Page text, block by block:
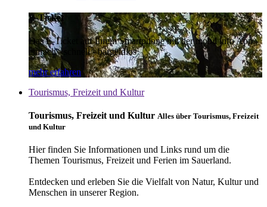
E-Ticket
Das E-Ticket auf Ihrem Smartphone mit der mobil info App -
einfach - schnell - bargeldlos
mehr erfahren
Tourismus, Freizeit und Kultur
Tourismus, Freizeit und Kultur Alles über Tourismus, Freizeit
und Kultur
Hier finden Sie Informationen und Links rund um die
Themen Tourismus, Freizeit und Ferien im Sauerland.
Entdecken und erleben Sie die Vielfalt von Natur, Kultur und
Menschen in unserer Region.